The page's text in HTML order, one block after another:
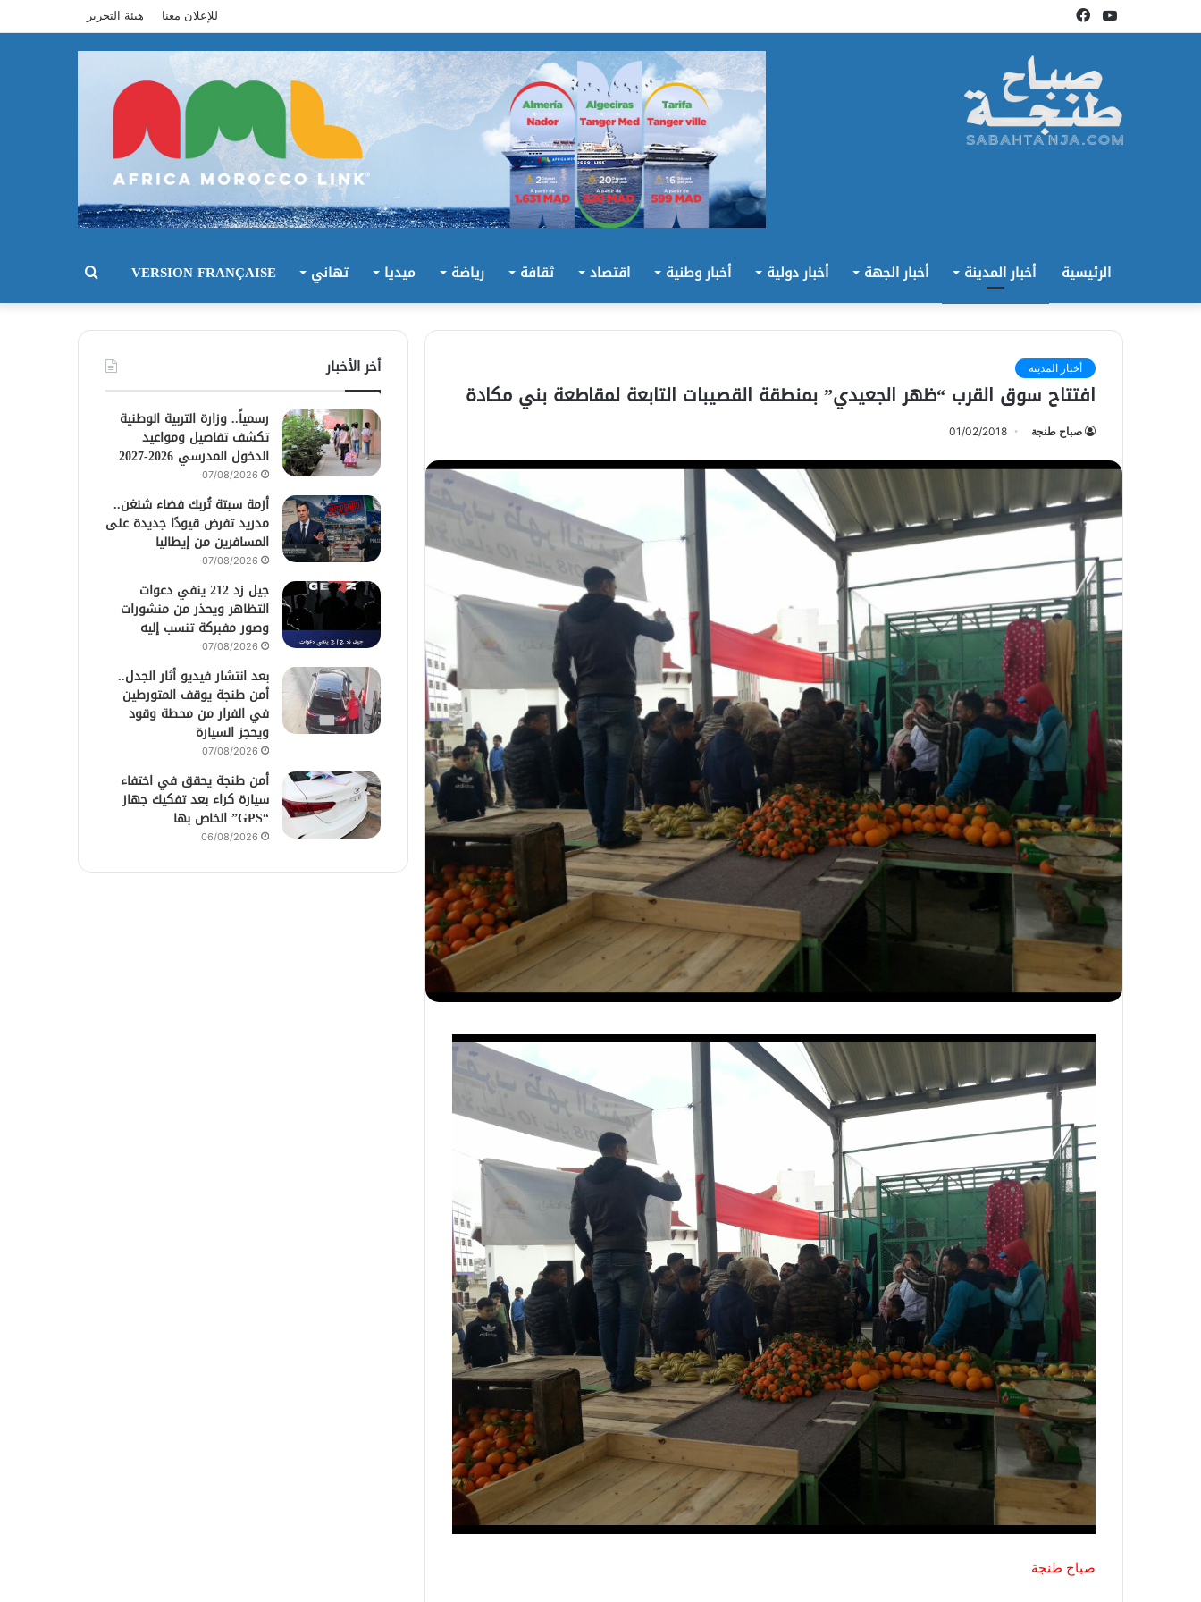
فيسبوكيوتيوب للإعلان معنا هيئة التحرير
الرئيسية أخبار المدينة أخبار الجهة أخبار دولية أخبار وطنية اقتصاد ثقافة رياضة ميديا تهاني VERSION FRANÇAISE بحث
أخبار المدينة
افتتاح سوق القرب “ظهر الجعيدي” بمنطقة القصيبات التابعة لمقاطعة بني مكادة
صباح طنجة 01/02/2018
صباح طنجة
أخر الأخبار
رسمياً.. وزارة التربية الوطنية
تكشف تفاصيل ومواعيد
الدخول المدرسي 2026-2027
07/08/2026
أزمة سبتة تُربك فضاء شنغن..
مدريد تفرض قيودًا جديدة على
المسافرين من إيطاليا
07/08/2026
جيل زد 212 ينفي دعوات
التظاهر ويحذر من منشورات
وصور مفبركة تنسب إليه
07/08/2026
بعد انتشار فيديو أثار الجدل..
أمن طنجة يوقف المتورطين
في الفرار من محطة وقود
ويحجز السيارة
07/08/2026
أمن طنجة يحقق في اختفاء
سيارة كراء بعد تفكيك جهاز
“GPS” الخاص بها
06/08/2026